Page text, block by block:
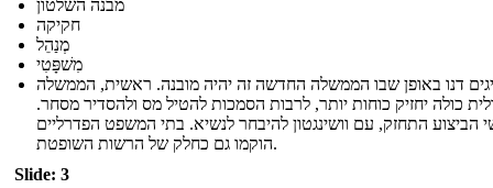
מבנה השלטון
חקיקה
מְנַהֵל
מִשׁפָּטִי
דנו באופן שבו הממשלה החדשה זה יהיה מובנה. ראשית, הממשלה
כולה יחזיק כוחות יותר, לרבות הסמכות להטיל מס ולהסדיר מסחר.
הביצוע התחזק, עם וושינגטון להיבחר לנשיא. בתי המשפט הפדרליים
הוקמו גם כחלק של הרשות השופטת.
Slide: 3